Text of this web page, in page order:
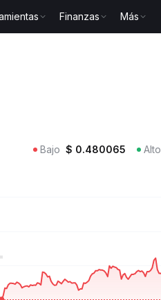
Finanzas Más
Bajo $ 0.480065 Alto